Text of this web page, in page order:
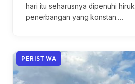
hari itu seharusnya dipenuhi
penerbangan yang konstan.…
PERISTIWA